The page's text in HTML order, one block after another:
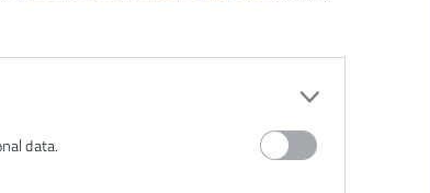
data.
PLUS™
UHLOVÁ
BEZUHLÍKOVÁ AKU
UHLOVÁ BRÚSKA